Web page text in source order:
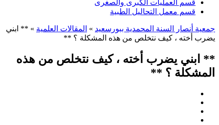
قسم العمليات الكبرى والصغرى
قسم معمل التحاليل الطبية
جمعية أنصار السنة المحمدية ببورسعيد » المقالات العلمية » ** ابني
يضرب أخته ، كيف نتخلص من هذه المشكلة ؟ **
** ابني يضرب أخته ، كيف نتخلص من هذه
المشكلة ؟ **